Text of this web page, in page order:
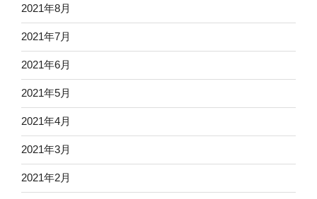
2021年8月
2021年7月
2021年6月
2021年5月
2021年4月
2021年3月
2021年2月